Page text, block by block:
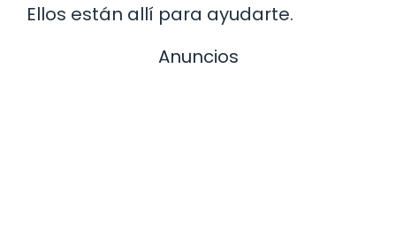
Ellos están allí para ayudarte.
Anuncios